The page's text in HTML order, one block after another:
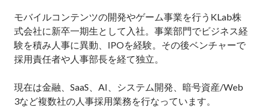
モバイルコンテンツの開発やゲーム事業を行うKLab株
式会社に新卒一期生として入社。事業部門でビジネス経
験を積み人事に異動、IPOを経験。その後ベンチャーで
採用責任者や人事部長を経て独立。
現在は金融、SaaS、AI、システム開発、暗号資産/Web
3など複数社の人事採用業務を行なっています。